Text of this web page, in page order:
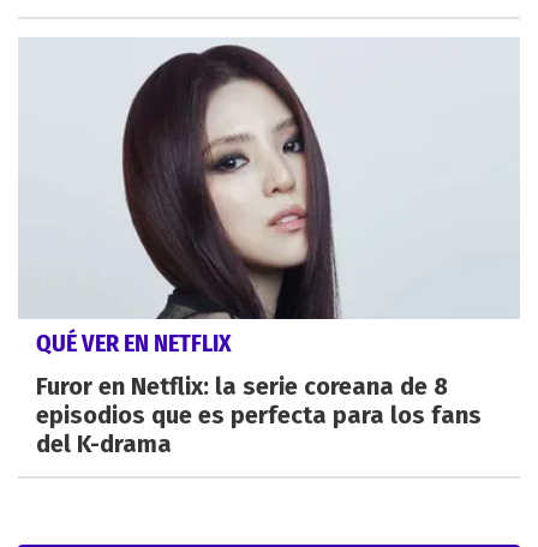
QUÉ VER EN NETFLIX
Furor en Netflix: la serie coreana de 8
episodios que es perfecta para los fans
del K-drama